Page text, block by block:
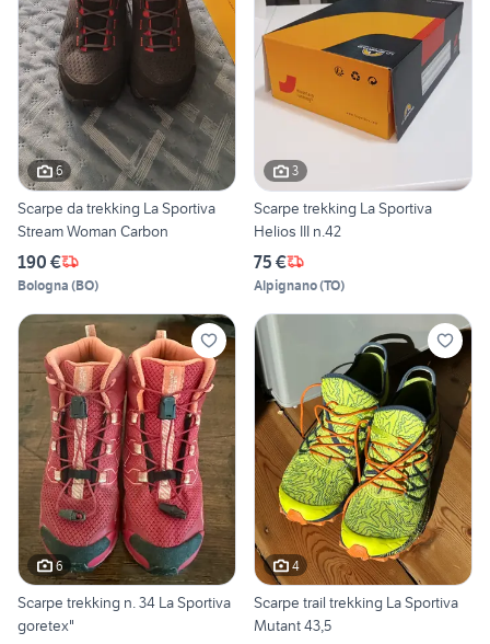
6
Scarpe da trekking La Sportiva
Stream Woman Carbon
190 €
Bologna (BO)
3
Scarpe trekking La Sportiva
Helios III n.42
75 €
Alpignano(TO)
6
Scarpe trekking n. 34 La Sportiva
goretex"
4
Scarpe trail trekking La Sportiva
Mutant 43,5